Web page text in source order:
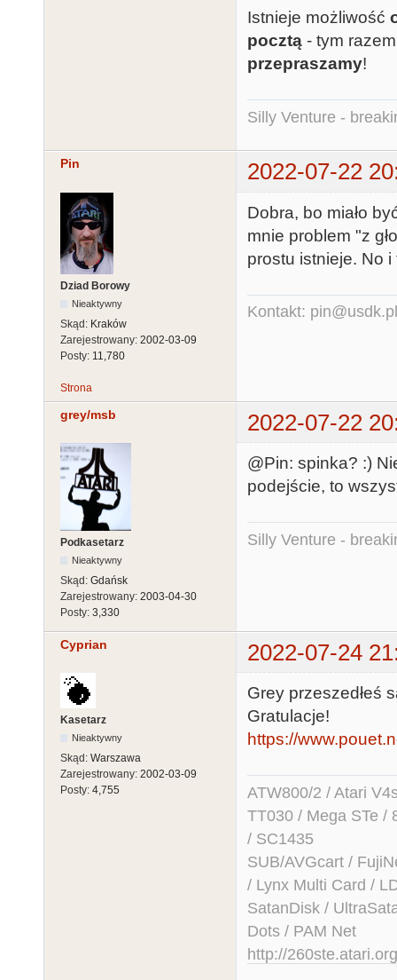
Istnieje możliwość
pocztą - tym
przepraszamy!
Silly Venture -
Pin 2022-07-22
Dziad Borowy
Nieaktywny
Skąd: Kraków
Zarejestrowany: 2002-03-09
Posty: 11,780
Dobra, bo miało
mnie problem "z
prostu istnieje. No i
Kontakt: pin@usdk.pl
Strona
grey/msb 2022-07-22
Podkasetarz
Nieaktywny
Skąd: Gdańsk
Zarejestrowany: 2003-04-30
Posty: 3,330
@Pin: spinka? :)
podejście, to
Silly Venture -
Cyprian 2022-07-24
Kasetarz
Nieaktywny
Skąd: Warszawa
Zarejestrowany: 2002-03-09
Posty: 4,755
Grey przeszedłeś
Gratulacje!
https://
ATW800/2 / Atari
TT030 / Mega STe /
/ SC1435
SUB/AVGcart /
/ Lynx Multi Card /
SatanDisk /
Dots / PAM Net
http://260ste.atari.org